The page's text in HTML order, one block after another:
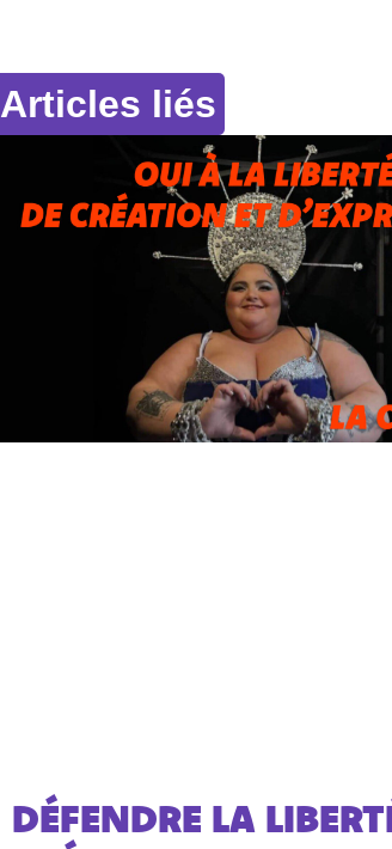
Articles liés
DÉFENDRE LA